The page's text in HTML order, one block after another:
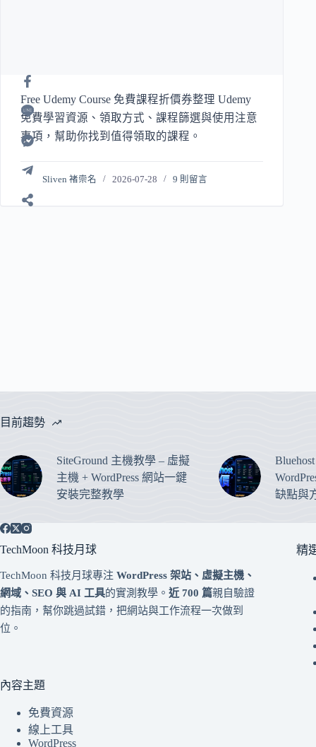
Free Udemy Course 免費課程折價券整理 Udemy
免費學習資源、領取方式、課程篩選與使用注意
事項，幫助你找到值得領取的課程。
Sliven 褚崇名 2026-07-28 9 則留言
目前趨勢
SiteGround 主機教學 – 虛擬
主機 + WordPress 網站一鍵
安裝完整教學
缺點與
TechMoon 科技月球
TechMoon 科技月球專注 WordPress 架站、虛擬主機、
網域、SEO 與 AI 工具的實測教學。 近 700 篇親自驗證
的指南，幫你跳過試錯，把網站與工作流程一次做到
位。
內容主題
免費資源
線上工具
WordPress
精